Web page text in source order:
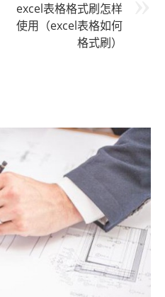
excel表格格式刷怎样
使用（excel表格如何
格式刷）